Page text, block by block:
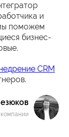
и
поможем
бизнес-
CRM
компании